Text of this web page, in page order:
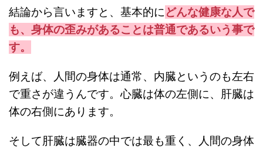
結論から言いますと、基本的にどんな健康な人で
も、身体の歪みがあることは普通であるいう事で
す。
例えば、人間の身体は通常、内臓というのも左右
で重さが違うんです。心臓は体の左側に、肝臓は
体の右側にあります。
そして肝臓は臓器の中では最も重く、人間の身体